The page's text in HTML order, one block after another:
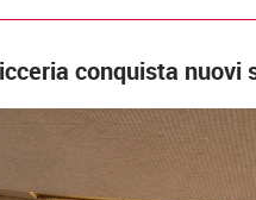
conquista nuovi